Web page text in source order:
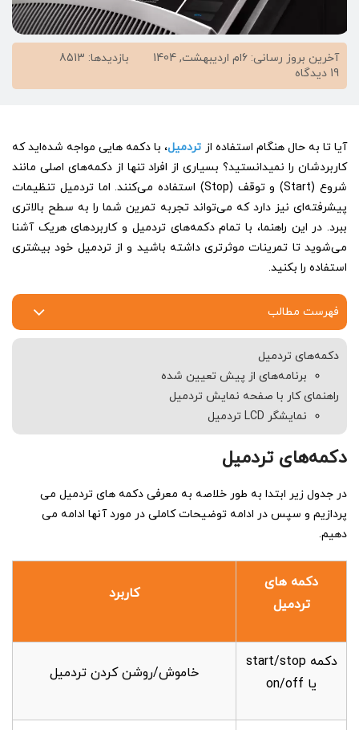
آخرین بروز رسانی: 6ام اردیبهشت, 1404
بازدیدها: 8513
19 دیدگاه
آموزش
تردمیل
روشن
کردن
تردمیل،
دکمه
شیب
تردمیل
و
آیا تا به حال هنگام استفاده از تردمیل، با دکمه هایی مواجه شده‌اید که
کاربردشان را نمیدانستید؟ بسیاری از افراد تنها از دکمه‌های اصلی مانند
شروع (Start) و توقف (Stop) استفاده می‌کنند. اما تردمیل تنظیمات
پیشرفته‌ای نیز دارد که می‌تواند تجربه تمرین شما را به سطح بالاتری
ببرد. در این راهنما، با تمام دکمه‌های تردمیل و کاربردهای هریک آشنا
می‌شوید تا تمرینات موثرتری داشته باشید و از تردمیل خود بیشتری
استفاده را بکنید.
فهرست مطالب
دکمه‌های تردمیل
برنامه‌های از پیش تعیین شده
راهنمای کار با صفحه نمایش تردمیل
نمایشگر LCD تردمیل
دکمه‌های تردمیل
در جدول زیر ابتدا به طور خلاصه به معرفی دکمه های تردمیل می
پردازیم و سپس در ادامه توضیحات کاملی در مورد آنها ادامه می
دهیم.
دکمه های
تردمیل
کاربرد
دکمه start/stop
یا on/off
خاموش/روشن کردن تردمیل